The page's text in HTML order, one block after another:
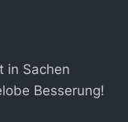
in Sachen
Besserung!